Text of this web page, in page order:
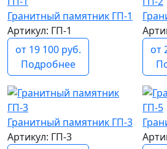
Гранитный памятник ГП-1
Артикул: ГП-1
от 19 100 руб.
Подробнее
от
Гранитный памятник ГП-3
Артикул: ГП-3